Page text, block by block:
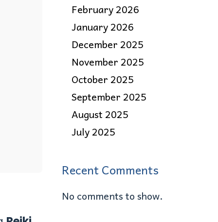
February 2026
January 2026
December 2025
November 2025
October 2025
September 2025
August 2025
July 2025
Recent Comments
No comments to show.